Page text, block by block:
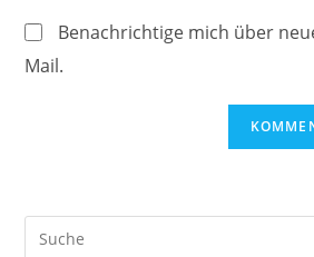
Benachrichtige mich über
Mail.